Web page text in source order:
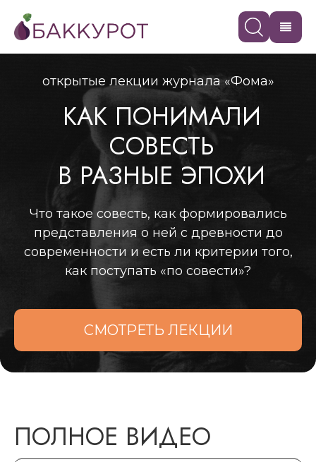
открытые лекции журнала «Фома»
КАК ПОНИМАЛИ
СОВЕСТЬ
В РАЗНЫЕ ЭПОХИ
Что такое совесть, как формировались
представления о ней с древности до
современности и есть ли критерии того,
как поступать «по совести»?
СМОТРЕТЬ ЛЕКЦИИ
ПОЛНОЕ ВИДЕО